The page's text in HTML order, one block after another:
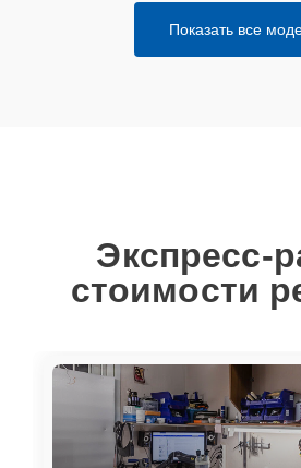
Показать все
Экспресс-
стоимости